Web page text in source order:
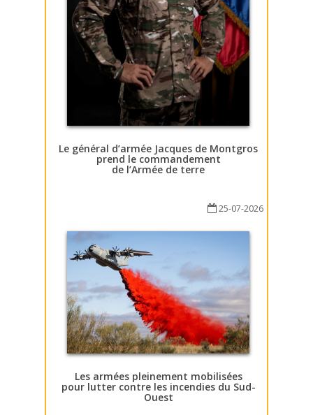
Le général d’armée Jacques de Montgros
prend le commandement
de l’Armée de terre
25-07-2026
Les armées pleinement mobilisées
pour lutter contre les incendies du Sud-
Ouest